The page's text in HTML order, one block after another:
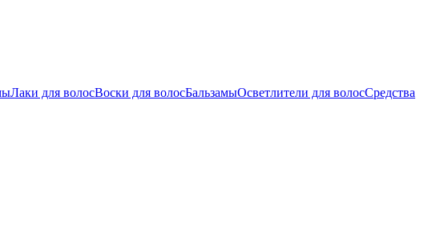
Лаки для волосВоски для волосБальзамыОсветлители для волосСредства